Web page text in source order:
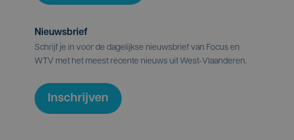
Nieuwsbrief
Schrijf je in voor de dagelijkse nieuwsbrief van Focus en
WTV met het meest recente nieuws uit West-Vlaanderen.
Inschrijven